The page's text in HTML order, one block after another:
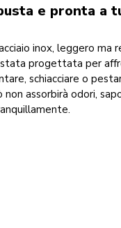
e pronta a
inox, leggero
progettata per
schiacciare o
non assorbirà odori,